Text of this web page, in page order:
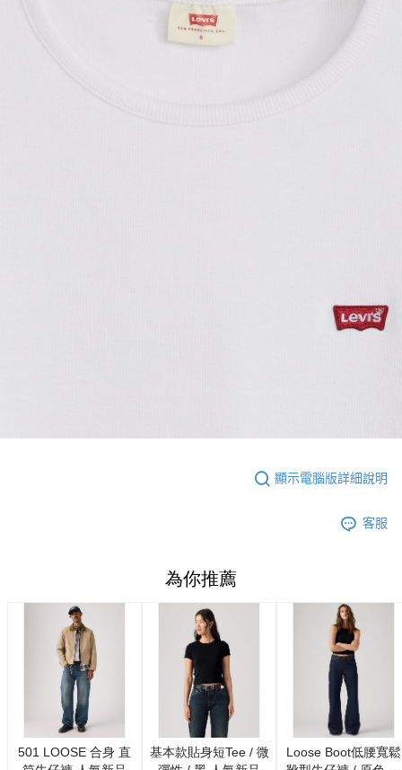
顯示電腦版詳細說明
客服